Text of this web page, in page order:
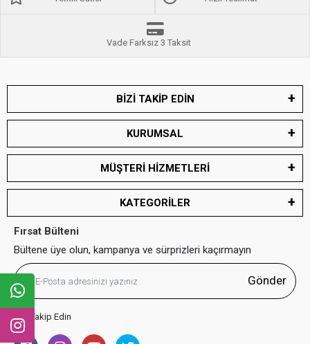
Vade Farksız 3 Taksit
BİZİ TAKİP EDİN
KURUMSAL
MÜŞTERİ HİZMETLERİ
KATEGORİLER
Fırsat Bülteni
Bültene üye olun, kampanya ve sürprizleri kaçırmayın
Gönder
Bizi Takip Edin